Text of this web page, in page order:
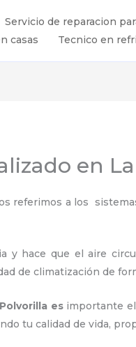
Servicio de reparacion
casas Tecnico en
en
referimos a los
y hace que el aire
de climatización de
es importante
tu calidad de vida,